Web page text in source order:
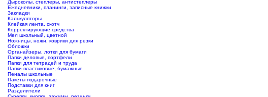
Дыроколы, степлеры, антистеплеры
Ежедневники, планинги, записные книжки
Закладки
Калькуляторы
Клейкая лента, скотч
Корректирующие средства
Мел школьный, цветной
Ножницы, ножи, коврики для резки
Обложки
Органайзеры, лотки для бумаги
Папки деловые, портфели
Папки для тетрадей и труда
Папки пластиковые, бумажные
Пеналы школьные
Пакеты подарочные
Подставки для книг
Разделители